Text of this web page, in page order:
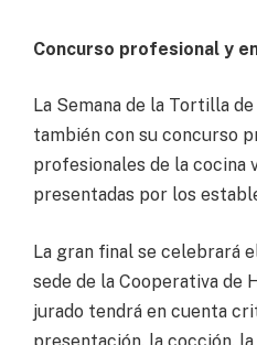
Concurso profesional y
La Semana de la Tortilla
también con su concurso
profesionales de la cocina
presentadas por los
La gran final se celebrará
sede de la Cooperativa de
jurado tendrá en cuenta